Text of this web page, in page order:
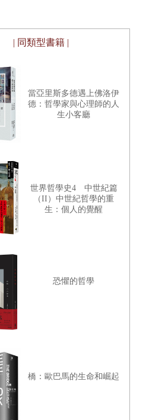
| 同類型書籍 |
當亞里斯多德遇上佛洛伊
德：哲學家與心理師的人
生小客廳
世界哲學史4 中世紀篇
（II）中世紀哲學的重
生：個人的覺醒
恐懼的哲學
橋：歐巴馬的生命和崛起